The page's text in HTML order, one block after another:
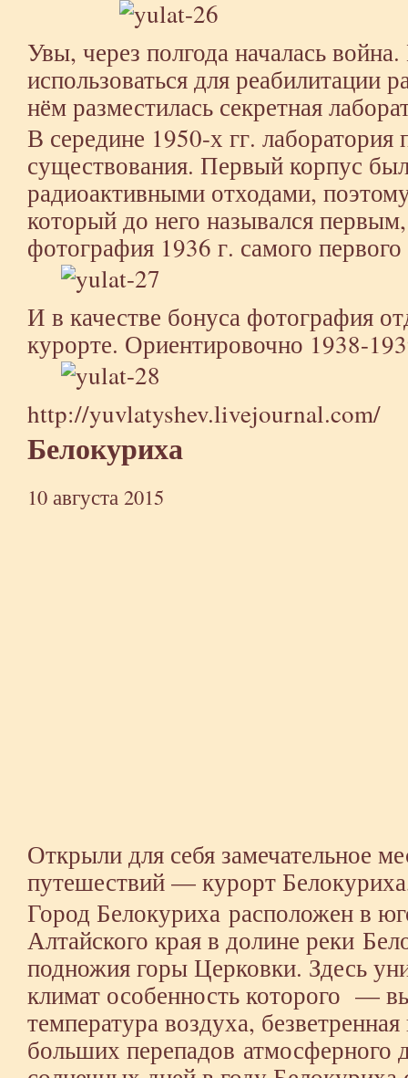
Увы, через полгода началась
использоваться для реабилитации
нём разместилась секретная
В середине 1950-х гг. лаборатория
существования. Первый корпус
радиоактивными отходами,
который до него назывался
фотография 1936 г. самого
И в качестве бонуса фотография
курорте. Ориентировочно 1938-
http://yuvlatyshev.livejournal.com/
Белокуриха
10 августа 2015
Открыли для себя замечательное
путешествий — курорт
Город Белокуриха расположен в
Алтайского края в долине реки
подножия горы Церковки. Здесь
климат особенность которого —
температура воздуха,
больших перепадов атмосферного